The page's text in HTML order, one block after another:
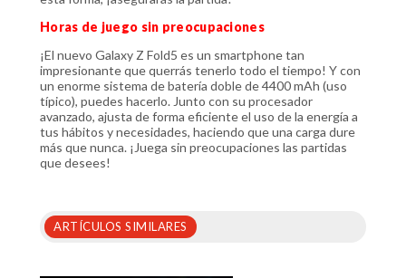
Horas de juego sin preocupaciones
¡El nuevo Galaxy Z Fold5 es un smartphone tan
impresionante que querrás tenerlo todo el tiempo! Y con
un enorme sistema de batería doble de 4400 mAh (uso
típico), puedes hacerlo. Junto con su procesador
avanzado, ajusta de forma eficiente el uso de la energía a
tus hábitos y necesidades, haciendo que una carga dure
más que nunca. ¡Juega sin preocupaciones las partidas
que desees!
ARTÍCULOS SIMILARES